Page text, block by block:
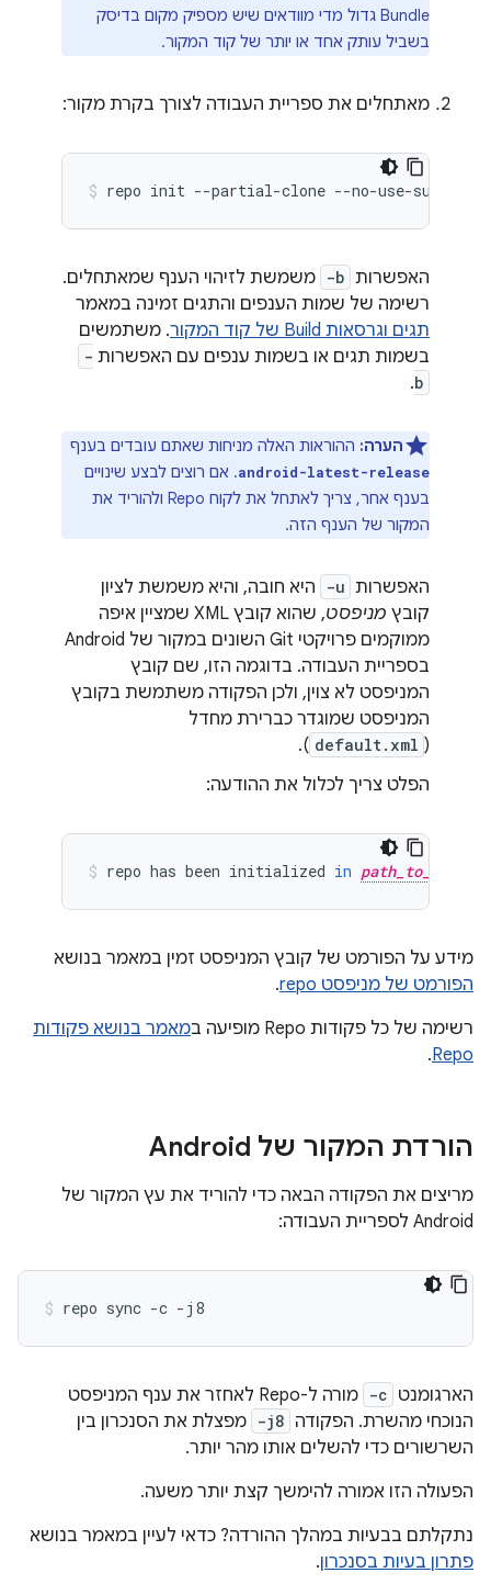
Bundle גדול מדי מוודאים שיש מספיק מקום בדיסק
בשביל עותק אחד או יותר של קוד המקור.
מאתחלים את ספריית העבודה לצורך בקרת מקור:
repo init --partial-clone --no-use-
האפשרות -b משמשת לזיהוי הענף שמאתחלים.
רשימה של שמות הענפים והתגים זמינה במאמר
תגים וגרסאות Build של קוד המקור
. משתמשים
בשמות תגים או בשמות ענפים עם האפשרות -
b
.
הערה: ההוראות האלה מניחות שאתם עובדים בענף
android-latest-release. אם רוצים לבצע שינויים
בענף אחר, צריך לאתחל את לקוח Repo ולהוריד את
המקור של הענף הזה.
האפשרות -u
היא חובה, והיא משמשת לציון
קובץ מניפסט
, שהוא קובץ XML שמציין איפה
ממוקמים פרויקטי Git השונים במקור של Android
בספריית העבודה. בדוגמה הזו, שם קובץ
המניפסט לא צוין, ולכן הפקודה משתמשת בקובץ
המניפסט שמוגדר כברירת מחדל
(
default.xml
).
הפלט צריך לכלול את ההודעה:
repo has been initialized in
מידע על הפורמט של קובץ המניפסט זמין במאמר בנושא
הפורמט של מניפסט repo
.
רשימה של כל פקודות Repo מופיעה ב
מאמר בנושא פקודות
Repo
.
הורדת המקור של Android
מריצים את הפקודה הבאה כדי להוריד את עץ המקור של
Android לספריית העבודה:
repo sync -c -j8
הארגומנט -c
מורה ל-Repo לאחזר את ענף המניפסט
הנוכחי מהשרת. הפקודה -j8 מפצלת את הסנכרון בין
השרשורים כדי להשלים אותו מהר יותר.
הפעולה הזו אמורה להימשך קצת יותר משעה.
נתקלתם בבעיות במהלך ההורדה? כדאי לעיין במאמר בנושא
פתרון בעיות בסנכרון.